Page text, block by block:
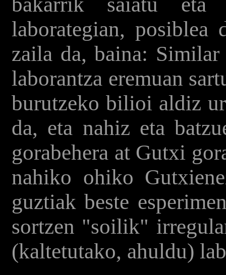
laborategian, posiblea
zaila da, baina:
laborantza eremuan
burutzeko bilioi aldiz
da, eta nahiz eta
gorabehera at Gutxi
nahiko ohiko
guztiak beste
sortzen "soilik"
(kaltetutako, ahuldu)